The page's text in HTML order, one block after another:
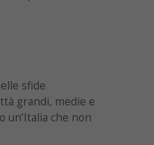
sfide
grandi, medie e
un’Italia che non